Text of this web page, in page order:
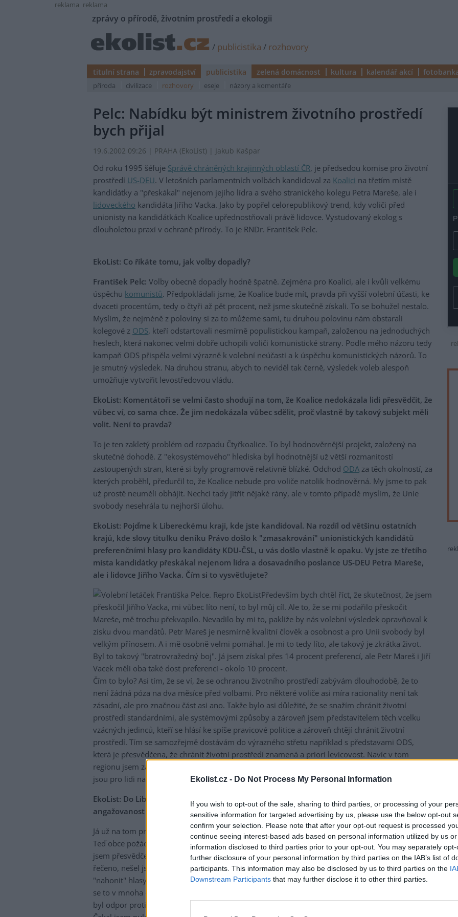
Ekolist.cz - Do Not Process My Personal Information
If you wish to opt-out of the sale, sharing to third parties, or processing of your
sensitive information for targeted advertising by us, please use the below opt-out
confirm your selection. Please note that after your opt-out request is processed
continue seeing interest-based ads based on personal information utilized by us
information disclosed to third parties prior to your opt-out. You may separately
further disclosure of your personal information by third parties on the IAB’s list of
participants. This information may also be disclosed by us to third parties on the
Downstream Participants that may further disclose it to other third parties.
reklama reklama
zprávy o přírodě, životním prostředí a ekologii
/ publicistika / rozhovory
titulní strana zpravodajství publicistika zelená domácnost kultura kalendář akcí
příroda civilizace rozhovory eseje názory a komentáře
Pelc: Nabídku být ministrem životního prostředí
bych přijal
19.6.2002 09:26 | PRAHA (EkoList) | Jakub Kašpar
Od roku 1995 šéfuje Správě chráněných krajinných oblastí ČR, je předsedou komise pro životní
prostředí US-DEU. V letošních parlamentních volbách kandidoval za Koalici na třetím místě
kandidátky a "přeskákal" nejenom jejího lídra a svého stranického kolegu Petra Mareše, ale i
lidoveckého kandidáta Jiřího Vacka. Jako by popřel celorepublikový trend, kdy voliči před
unionisty na kandidátkách Koalice upřednostňovali právě lidovce. Vystudovaný ekolog s
dlouholetou praxí v ochraně přírody. To je RNDr. František Pelc.
EkoList: Co říkáte tomu, jak volby dopadly?
František Pelc: Volby obecně dopadly hodně špatně. Zejména pro Koalici, ale i kvůli velkému
úspěchu komunistů. Předpokládali jsme, že Koalice bude mít, pravda při vyšší volební účasti, ke
dvaceti procentům, tedy o čtyři až pět procent, než jsme skutečně získali. To se bohužel nestalo.
Myslím, že nejméně z poloviny si za to můžeme sami, tu druhou polovinu nám obstarali
kolegové z ODS, kteří odstartovali nesmírně populistickou kampaň, založenou na jednoduchých
heslech, která nakonec velmi dobře uchopili voliči komunistické strany. Podle mého názoru tedy
kampaň ODS přispěla velmi výrazně k volební neúčasti a k úspěchu komunistických názorů. To
je smutný výsledek. Na druhou stranu, abych to neviděl tak černě, výsledek voleb alespoň
umožňuje vytvořit levostředovou vládu.
EkoList: Komentátoři se velmi často shodují na tom, že Koalice nedokázala lidi přesvědčit, že
vůbec ví, co sama chce. Že jim nedokázala vůbec sdělit, proč vlastně by takový subjekt měli
volit. Není to pravda?
To je ten zakletý problém od rozpadu Čtyřkoalice. To byl hodnověrnější projekt, založený na
skutečné dohodě. Z "ekosystémového" hlediska byl hodnotnější už větší rozmanitostí
zastoupených stran, které si byly programově relativně blízké. Odchod ODA za těch okolností, za
kterých proběhl, předurčil to, že Koalice nebude pro voliče natolik hodnověrná. My jsme to pak
už prostě neuměli obhájit. Nechci tady jitřit nějaké rány, ale v tomto případě myslím, že Unie
svobody nesehrála tu nejhorší úlohu.
EkoList: Pojďme k Libereckému kraji, kde jste kandidoval. Na rozdíl od většinu ostatních
krajů, kde slovy titulku deníku Právo došlo k "zmasakrování" unionistických kandidátů
preferenčními hlasy pro kandidáty KDU-ČSL, u vás došlo vlastně k opaku. Vy jste ze třetího
místa kandidátky přeskákal nejenom lídra a dosavadního poslance US-DEU Petra Mareše,
ale i lidovce Jiřího Vacka. Čím si to vysvětlujete?
Především bych chtěl říct, že skutečnost, že jsem
přeskočil Jiřího Vacka, mi vůbec líto není, to byl můj cíl. Ale to, že se mi podařilo přeskočit
Mareše, mě trochu překvapilo. Nevadilo by mi to, pakliže by nás volební výsledek opravňoval k
zisku dvou mandátů. Petr Mareš je nesmírně kvalitní člověk a osobnost a pro Unii svobody byl
velkým přínosem. A i mě osobně velmi pomáhal. Je mi to tedy líto, ale takový je zkrátka život.
Byl to takový "bratrovražedný boj". Já jsem získal přes 14 procent preferencí, ale Petr Mareš i Jiří
Vacek měli oba také dost preferencí - okolo 10 procent.
Čím to bylo? Asi tím, že se ví, že se ochranou životního prostředí zabývám dlouhodobě, že to
není žádná póza na dva měsíce před volbami. Pro některé voliče asi míra racionality není tak
zásadní, ale pro značnou část asi ano. Takže bylo asi důležité, že se snažím chránit životní
prostředí standardními, ale systémovými způsoby a zároveň jsem představitelem těch vcelku
vzácných jedinců, kteří se hlásí ke spíše pravicové politice a zároveň chtějí chránit životní
prostředí. Tím se samozřejmě dostávám do výrazného střetu například s představami ODS,
která je přesvědčena, že chránit životní prostředí znamená a priori levicovost. Navíc v tom
regionu jsem založil Nadaci pro záchranu a obnovu Jizerských hor a myslím, že Jizerské hory
jsou pro lidi na Liberecku a Jablonecku dost vysokou hodnotou.
EkoList: Do Libereckého kraje částečně patří i CHKO Český ráj. Mohla vám vaše
angažovanost za její rozšíření také pomoci nebo naopak uškodila?
Já už na tom pracuju asi deset let. První vlna skončila v roce 1995, kdy se to zaseklo vevládě.
Teď obce požádaly o zařazení těch skalních oblastí do seznamu Světového dědictvíUNESCOa já
jsem přesvědčen, že bez rozšíření ochrany toho území by to bylo spíše na škodu. Upřímně
řečeno, nešel jsem rozhodně do rozšířování CHKO Český ráj proto, že bych si tím mohl nějak
"nahonit" hlasy voličů. Jakékoli rozšiřování chráněného území je velmi konfliktní záležitost a taky
se to v mnoha obcích projevilo. Zpětně jsem se díval na výsledky voleb v některých obcích, kde
byl odpor proti rozšíření CHKO největší, například v Klokočí nebo v Mírové pod Kozákovem.